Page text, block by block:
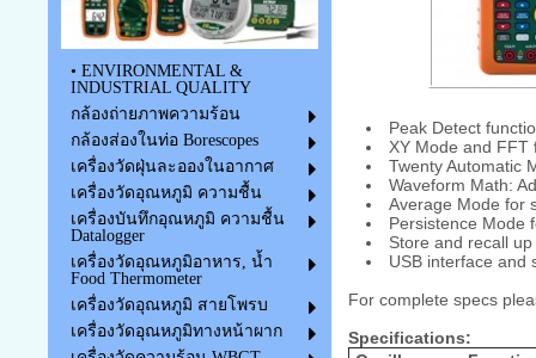
• ENVIRONMENTAL &
INDUSTRIAL QUALITY
กล้องถ่ายภาพความร้อน
กล้องส่องในท่อ Borescopes
เครื่องวัดฝุ่นละอองในอากาศ
เครื่องวัดอุณหภูมิ ความชื้น
เครื่องบันทึกอุณหภูมิ ความชื้น
Datalogger
เครื่องวัดอุณหภูมิอาหาร, น้ำ
Food Thermometer
เครื่องวัดอุณหภูมิ สายโพรบ
เครื่องวัดอุณหภูมิทางหน้าผาก
Peak Detect
XY Mode and FFT
Twenty Automatic
Waveform Math:
Average Mode for
Persistence Mode
Store and recall
USB interface and
For complete specs
Specifications: